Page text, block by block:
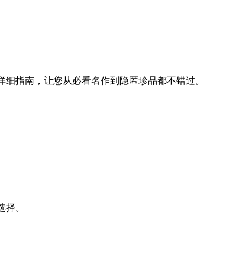
指南，让您从必看名作到隐匿珍品都不错过。
。